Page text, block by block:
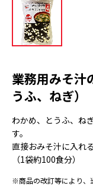
業務用みそ汁
うふ、ねぎ）
わかめ、とうふ、ね
す。
直接おみそ汁に入れ
（1袋約100食分）
※商品の改訂等により、